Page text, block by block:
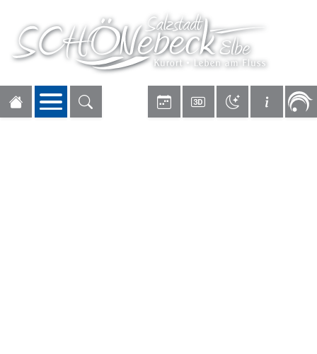
Navigation öffnen